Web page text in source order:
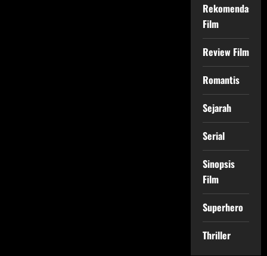
Rekomendasi
Film
Review Film
Romantis
Sejarah
Serial
Sinopsis
Film
Superhero
Thriller